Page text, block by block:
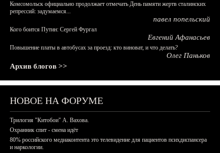
Комсомольск официально продолжает отмечать День памяти жертв сталинских
репрессий: задумаемся...
павел попельский
Кого боится Путин: Сергей Фургал
Евгений Афанасьев
Повышение платы в автобусах за проезд: кто виноват, и что делать?
Олег Паньков
Архив блогов >>
НОВОЕ НА ФОРУМЕ
Трилогия "Китобои" А. Вахова.
Охранник спит - смена идёт
80% российского медиаконтента это телевидение для пациентов психдиспансера
и наркологии.